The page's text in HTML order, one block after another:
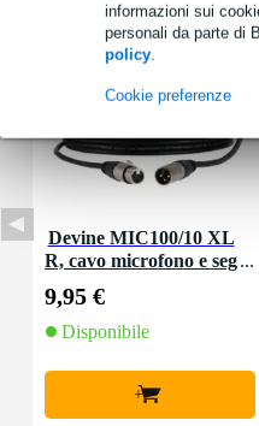
informazioni sui
personali da parte di
policy.
Cookie preferenze
Devine MIC100/10 XL
R, cavo microfono e seg
9,95 €
Disponibile
+